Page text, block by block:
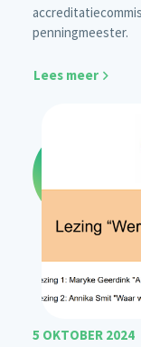
penningmeester.
Lees meer
5 OKTOBER 2024